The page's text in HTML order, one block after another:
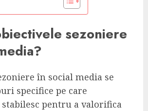
sezoniere
în social media se
specifice pe care
pentru a valorifica